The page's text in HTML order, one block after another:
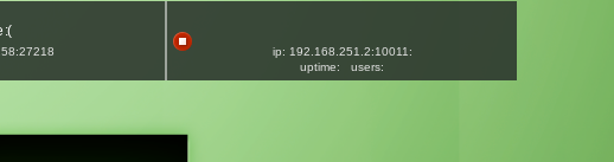
:(
ip: 192.168.251.2:10011:
uptime:
users: